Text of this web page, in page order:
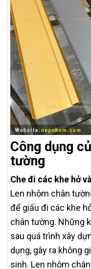
Công dụng
tường
Che đi các khe hở
Len nhôm chân
để giấu đi các khe
chân tường. Những
sau quá trình xây
dụng, gây ra không
sinh. Len nhôm